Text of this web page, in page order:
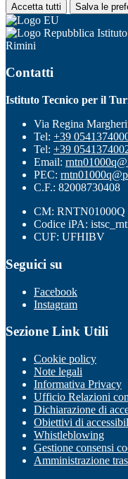
Accetta tutti Salva le
Rimini
Contatti
Istituto Tecnico per il
Via Regina
Tel: +39
Tel: +39
Email:
PEC:
C.F.: 82008730408
CM: RNTN01000Q
Codice iPA:
CUF: UFHIBV
Seguici su
Facebook
Instagram
Sezione Link Utili
Cookie policy
Note legali
Informativa Privacy
Ufficio Relazioni
Dichiarazione di
Obiettivi di
Whistleblowing
Gestione consensi
Amministrazione